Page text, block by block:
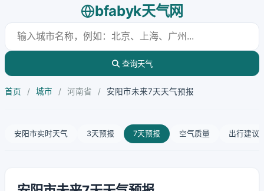
bfabyk天气网
查询天气
首页 / 城市 / 河南省 / 安阳市未来7天天气预报
安阳市实时天气 3天预报 7天预报 空气质量 出行建议